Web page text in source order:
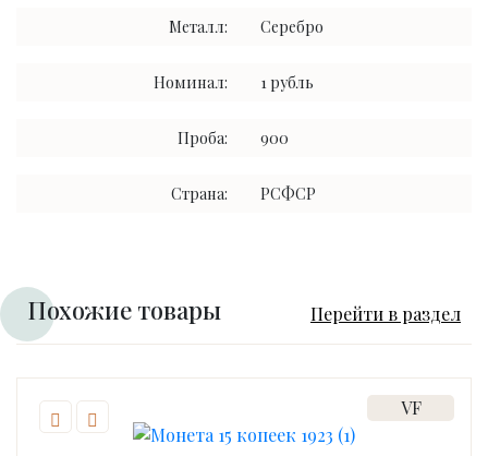
Металл: Серебро
Номинал: 1 рубль
Проба: 900
Страна: РСФСР
Похожие товары Перейти в раздел
VF